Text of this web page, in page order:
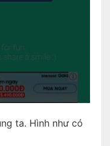
ta. Hình như có